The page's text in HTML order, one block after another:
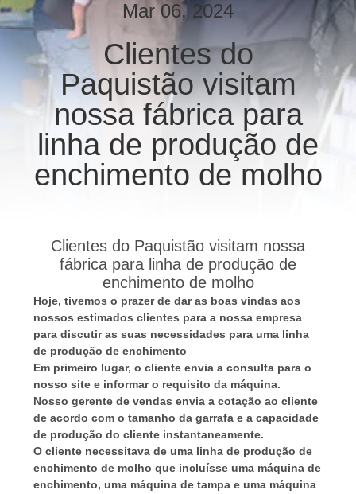
À
FÁBRICA
CONTROLE
DE
QUALIDADE
CONTACTE-
NOTÍCIAS
SOLICITE
UM
ORÇAMENTO
MAPA
DO
SITE
Mar 06, 2024
Clientes do
Paquistão visitam
nossa fábrica para
linha de produção de
enchimento de molho
Clientes do Paquistão visitam nossa
fábrica para linha de produção de
enchimento de molho
Hoje, tivemos o prazer de dar as boas vindas aos
nossos estimados clientes para a nossa empresa
para discutir as suas necessidades para uma linha
de produção de enchimento
Em primeiro lugar, o cliente envia a consulta para o
nosso site e informar o requisito da máquina.
Nosso gerente de vendas envia a cotação ao cliente
de acordo com o tamanho da garrafa e a capacidade
de produção do cliente instantaneamente.
O cliente necessitava de uma linha de produção de
enchimento de molho que incluísse uma máquina de
enchimento, uma máquina de tampa e uma máquina